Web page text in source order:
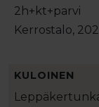
2h+kt+parvi
Kerrostalo,
KULOINEN